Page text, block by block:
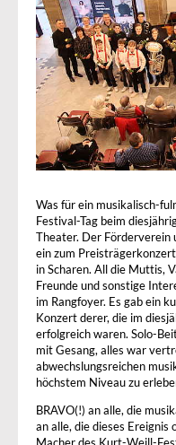
Was für ein musikalisch-
Festival-Tag beim
Theater. Der Förderverein
ein zum
in Scharen. All die Muttis,
Freunde und sonstige
im Rangfoyer. Es gab ein
Konzert derer, die im
erfolgreich waren. Solo-
mit Gesang, alles war
abwechslungsreichen
höchstem Niveau zu
BRAVO(!) an alle, die
an alle, die dieses Ereignis